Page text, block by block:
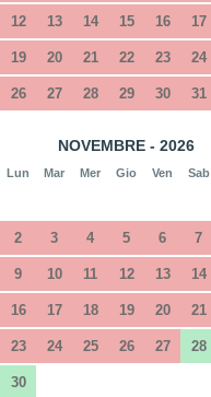
12 13 14 15 16 17
19 20 21 22 23 24
26 27 28 29 30 31
NOVEMBRE - 2026
Lun Mar Mer Gio Ven Sab
2 3 4 5 6 7
9 10 11 12 13 14
16 17 18 19 20 21
23 24 25 26 27 28
30